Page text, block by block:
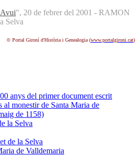
", 20 de febrer del 2001 - RAMON
Selva
© Portal Gironí d'Història i Genealogia (www.portalgironi.cat)
anys del primer document escrit
al monestir de Santa Maria de
de 1158)
la Selva
de la Selva
de Valldemaria